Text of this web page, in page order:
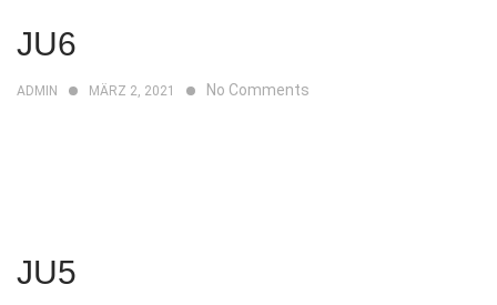
JU6
ADMIN MÄRZ 2, 2021 No Comments
JU5